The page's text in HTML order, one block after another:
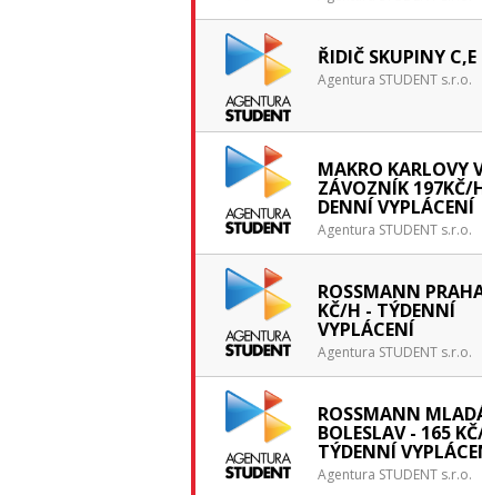
ŘIDIČ SKUPINY C,E
Agentura STUDENT s.r.o.
MAKRO KARLOVY
ZÁVOZNÍK 197KČ/
DENNÍ VYPLÁCENÍ
Agentura STUDENT s.r.o.
ROSSMANN
KČ/H - TÝDENNÍ
VYPLÁCENÍ
Agentura STUDENT s.r.o.
ROSSMANN
BOLESLAV - 165
TÝDENNÍ
Agentura STUDENT s.r.o.